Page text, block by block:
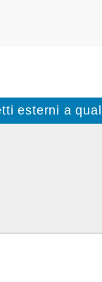
esterni a